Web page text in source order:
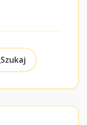
Szukaj